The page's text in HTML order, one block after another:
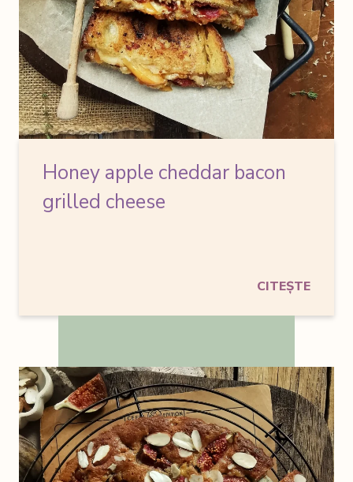
Honey apple cheddar bacon
grilled cheese
CITEȘTE